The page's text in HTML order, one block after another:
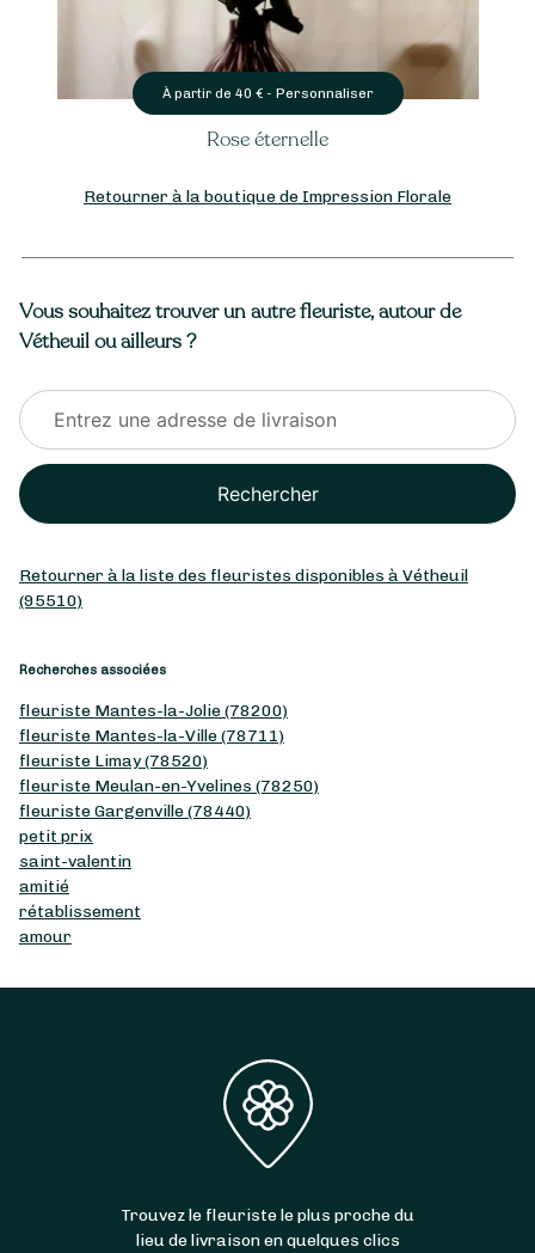
À partir de 40 € - Personnaliser
Rose éternelle
Retourner à la boutique de Impression Florale
Vous souhaitez trouver un autre fleuriste, autour de
Vétheuil ou ailleurs ?
Rechercher
Retourner à la liste des fleuristes disponibles à Vétheuil
(95510)
Recherches associées
fleuriste Mantes-la-Jolie (78200)
fleuriste Mantes-la-Ville (78711)
fleuriste Limay (78520)
fleuriste Meulan-en-Yvelines (78250)
fleuriste Gargenville (78440)
petit prix
saint-valentin
amitié
rétablissement
amour
Trouvez le fleuriste le plus proche du
lieu de livraison en quelques clics